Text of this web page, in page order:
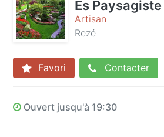
Es Paysagiste
Artisan
Rezé
Favori Contacter
Ouvert jusqu'à 19:30